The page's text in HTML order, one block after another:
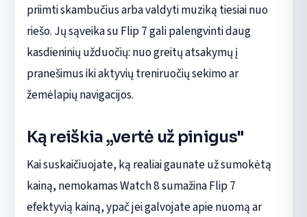
priimti skambučius arba valdyti muziką tiesiai nuo
riešo. Jų sąveika su Flip 7 gali palengvinti daug
kasdieninių užduočių: nuo greitų atsakymų į
pranešimus iki aktyvių treniruočių sekimo ar
žemėlapių navigacijos.
Ką reiškia „vertė už pinigus"
Kai suskaičiuojate, ką realiai gaunate už sumokėtą
kainą, nemokamas Watch 8 sumažina Flip 7
efektyvią kainą, ypač jei galvojate apie nuomą ar